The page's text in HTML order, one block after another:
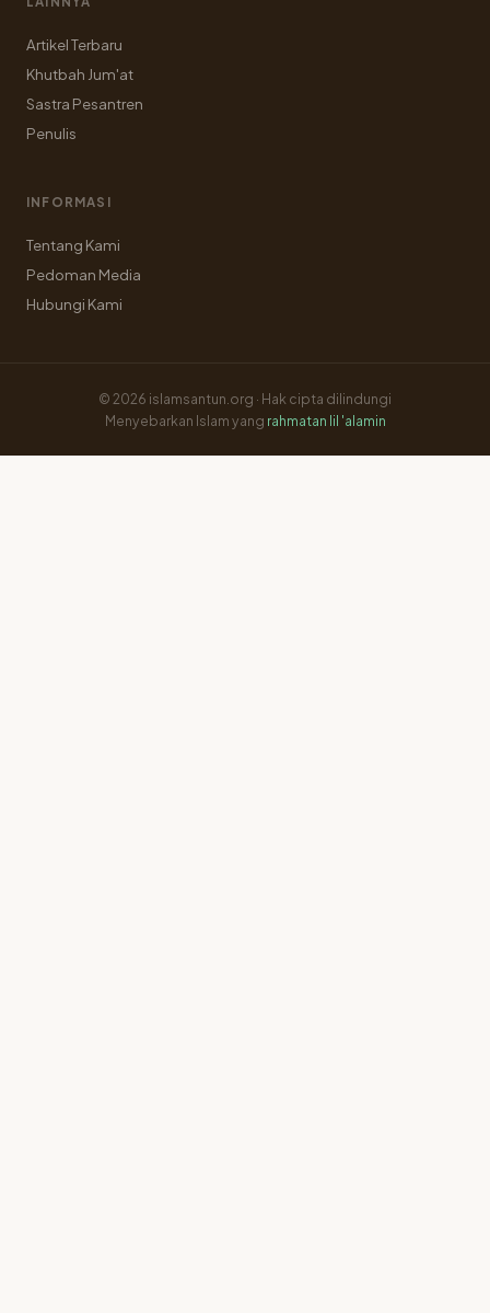
Artikel Terbaru
Khutbah Jum'at
Sastra Pesantren
Penulis
INFORMASI
Tentang Kami
Pedoman Media
Hubungi Kami
© 2026 islamsantun.org · Hak cipta dilindungi
Menyebarkan Islam yang rahmatan lil 'alamin